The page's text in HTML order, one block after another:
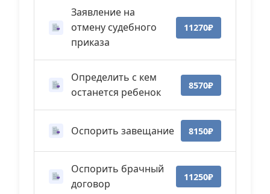
Заявление на
отмену судебного
приказа
11270₽
Определить с кем
останется ребенок
8570₽
Оспорить завещание 8150₽
Оспорить брачный
договор
11250₽